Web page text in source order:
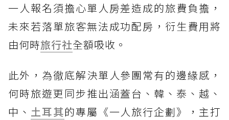
一人報名須擔心單人房差造成的旅費負擔，
未來若落單旅客無法成功配房，衍生費用將
由何時旅行社全額吸收。
此外，為徹底解決單人參團常有的邊緣感，
何時旅遊更同步推出涵蓋台、韓、泰、越、
中、 土耳其的專屬《一人旅行企劃》，主打